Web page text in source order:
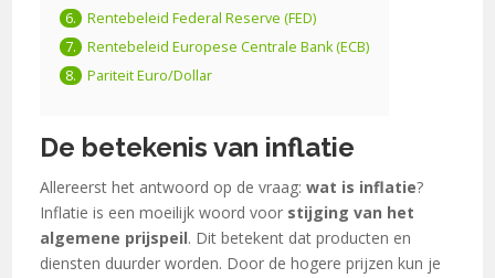
Rentebeleid Federal Reserve (FED)
Rentebeleid Europese Centrale Bank (ECB)
Pariteit Euro/Dollar
De betekenis van inflatie
Allereerst het antwoord op de vraag:wat is inflatie?
Inflatie is een moeilijk woord voor stijging van het
algemene prijspeil. Dit betekent dat producten en
diensten duurder worden. Door de hogere prijzen kun je